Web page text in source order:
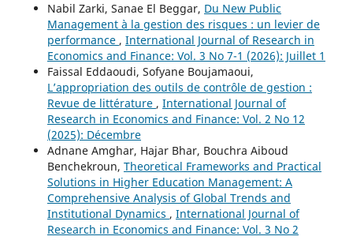
Nabil Zarki, Sanae El Beggar, Du New Public
Management à la gestion des risques : un levier de
performance , International Journal of Research in
Economics and Finance: Vol. 3 No 7-1 (2026): Juillet 1
Faissal Eddaoudi, Sofyane Boujamaoui,
L’appropriation des outils de contrôle de gestion :
Revue de littérature , International Journal of
Research in Economics and Finance: Vol. 2 No 12
(2025): Décembre
Adnane Amghar, Hajar Bhar, Bouchra Aiboud
Benchekroun, Theoretical Frameworks and Practical
Solutions in Higher Education Management: A
Comprehensive Analysis of Global Trends and
Institutional Dynamics , International Journal of
Research in Economics and Finance: Vol. 3 No 2